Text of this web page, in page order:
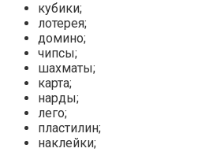
кубики;
лотерея;
домино;
чипсы;
шахматы;
карта;
нарды;
лего;
пластилин;
наклейки;